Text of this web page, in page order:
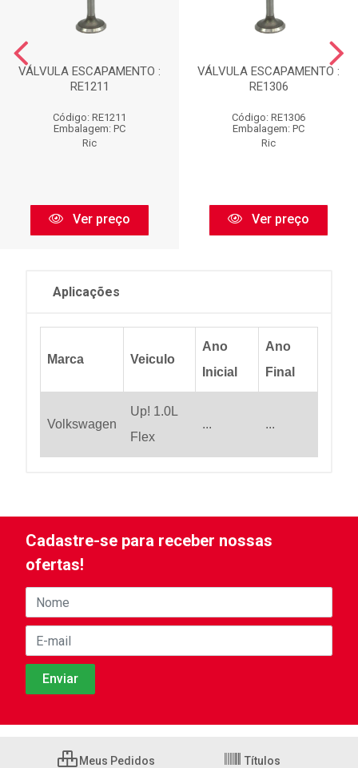
VÁLVULA ESCAPAMENTO :
RE1211
Código: RE1211
Embalagem: PC
Ric
Ver preço
VÁLVULA ESCAPAMENTO :
RE1306
Código: RE1306
Embalagem: PC
Ric
Ver preço
Aplicações
Marca Veiculo
Ano
Inicial
Ano
Final
Volkswagen
Up! 1.0L
Flex
... ...
Cadastre-se para receber nossas
ofertas!
Meus Pedidos Títulos